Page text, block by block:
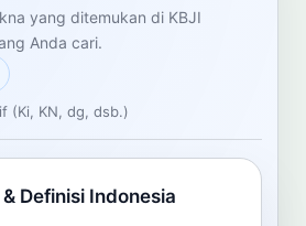
Jawa
yang ditemukan di KBJI
Anda cari.
(Ki, KN, dg, dsb.)
Definisi Indonesia